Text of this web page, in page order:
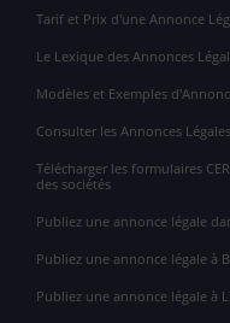
Tarif et Prix d'une Annonce
Le Lexique des Annonces
Modèles et Exemples
Consulter les Annonces
Télécharger les formulaires
des sociétés
Publiez une annonce légale
Publiez une annonce légale à
Publiez une annonce légale à